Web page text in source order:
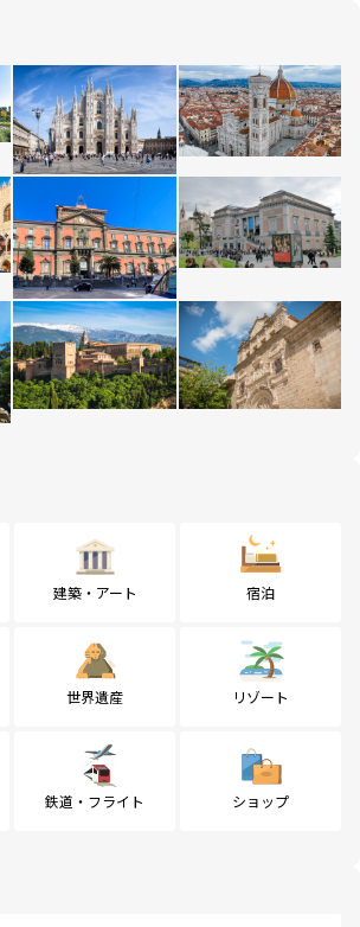
建築・アート 宿泊
世界遺産 リゾート
鉄道・フライト ショップ